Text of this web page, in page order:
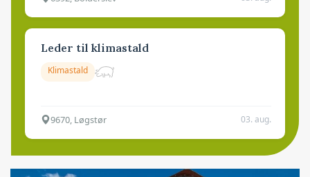
Leder til klimastald
Klimastald
9670, Løgstør 03. aug.